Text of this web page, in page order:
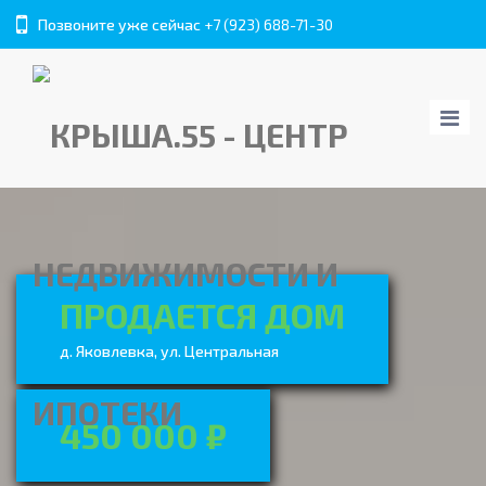
Позвоните уже сейчас +7 (923) 688-71-30
ПРОДАЕТСЯ ДОМ
д. Яковлевка, ул. Центральная
450 000 ₽